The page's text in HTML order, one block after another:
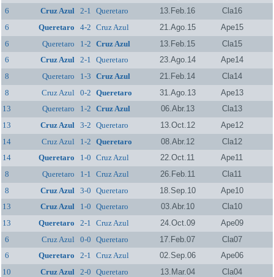
6
Cruz Azul 2-1 Queretaro 13.Feb.16
Cla16
6
Queretaro 4-2 Cruz Azul 21.Ago.15
Ape15
6
Queretaro 1-2 Cruz Azul 13.Feb.15
Cla15
6
Cruz Azul 2-1 Queretaro 23.Ago.14
Ape14
8
Queretaro 1-3 Cruz Azul 21.Feb.14
Cla14
8
Cruz Azul 0-2 Queretaro 31.Ago.13
Ape13
13
Queretaro 1-2 Cruz Azul 06.Abr.13
Cla13
13
Cruz Azul 3-2 Queretaro 13.Oct.12
Ape12
14
Cruz Azul 1-2 Queretaro 08.Abr.12
Cla12
14
Queretaro 1-0 Cruz Azul 22.Oct.11
Ape11
8
Queretaro 1-1 Cruz Azul 26.Feb.11
Cla11
8
Cruz Azul 3-0 Queretaro 18.Sep.10
Ape10
13
Cruz Azul 1-0 Queretaro 03.Abr.10
Cla10
13
Queretaro 2-1 Cruz Azul 24.Oct.09
Ape09
6
Cruz Azul 0-0 Queretaro 17.Feb.07
Cla07
6
Queretaro 2-1 Cruz Azul 02.Sep.06
Ape06
10
Cruz Azul 2-0 Queretaro 13.Mar.04
Cla04